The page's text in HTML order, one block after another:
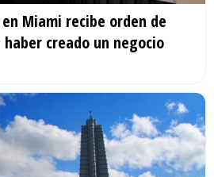
Miami recibe orden de
creado un negocio